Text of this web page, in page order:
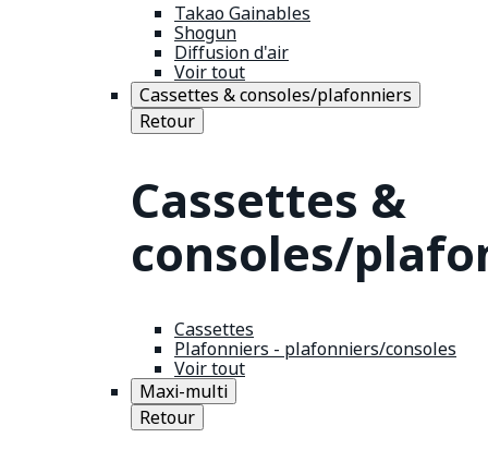
Takao Gainables
Shogun
Diffusion d'air
Voir tout
Cassettes & consoles/plafonniers
Retour
Cassettes &
consoles/
Cassettes
Plafonniers - plafonniers/consoles
Voir tout
Maxi-multi
Retour